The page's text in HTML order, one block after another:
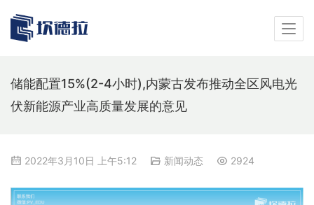
储能配置15%(2-4小时),内蒙古发布推动全区风电光
伏新能源产业高质量发展的意见
2022年3月10日 上午5:12 新闻动态 2924